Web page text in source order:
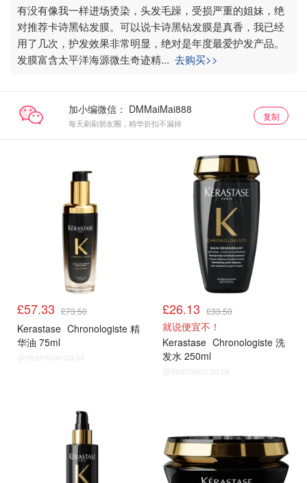
有没有像我一样进场烫染，头发毛躁，受损严重的姐妹，绝
对推荐卡诗黑钻发膜。可以说卡诗黑钻发膜是真香，我已经
用了几次，护发效果非常明显，绝对是年度最爱护发产品。
发膜富含太平洋海源微生奇迹精... 去购买>>
加小编微信：
每天刷刷朋友圈，精华折扣不漏掉
复制
£57.33 £73.50
Kerastase Chronologiste 精
华油 75ml
@dealmoon.co.uk
£26.13 £33.50
就说便宜不！
Kerastase Chronologiste 洗
发水 250ml
@dealmoon.co.uk